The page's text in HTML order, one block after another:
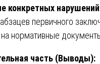
конкретных
первичного
нормативные
часть (Выводы):